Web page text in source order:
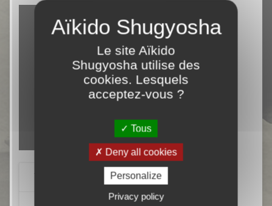
Julien PARNY
Le site Aïkido
Shugyosha utilise des
cookies. Lesquels
acceptez-vous ?
Tous
Deny all cookies
Personalize
Privacy policy